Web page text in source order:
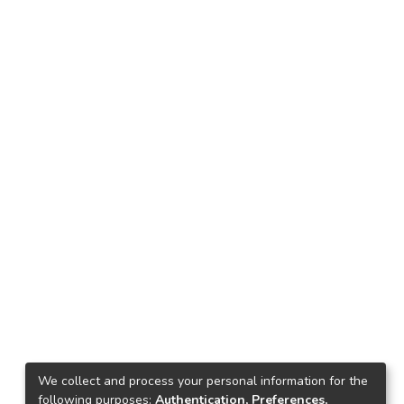
We collect and process your personal information for the
following purposes: Authentication, Preferences,